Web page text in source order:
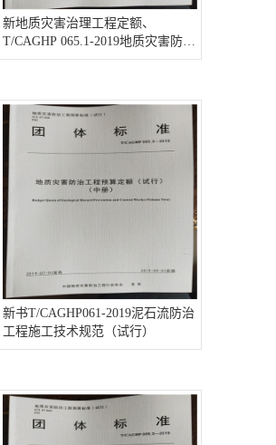
新地质灾害治理工程定额、
T/CAGHP 065.1-2019地质灾害防治
工程概（估）算编制规范（试行）
新书T/CAGHP061-2019泥石流防治
工程施工技术规范（试行）